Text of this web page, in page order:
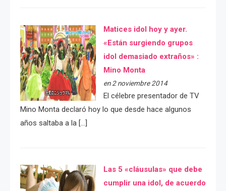
Matices idol hoy y ayer.
«Están surgiendo grupos
idol demasiado extraños» :
Mino Monta
en 2 noviembre 2014
El célebre presentador de TV
Mino Monta declaró hoy lo que desde hace algunos
años saltaba a la […]
Las 5 «cláusulas» que debe
cumplir una idol, de acuerdo